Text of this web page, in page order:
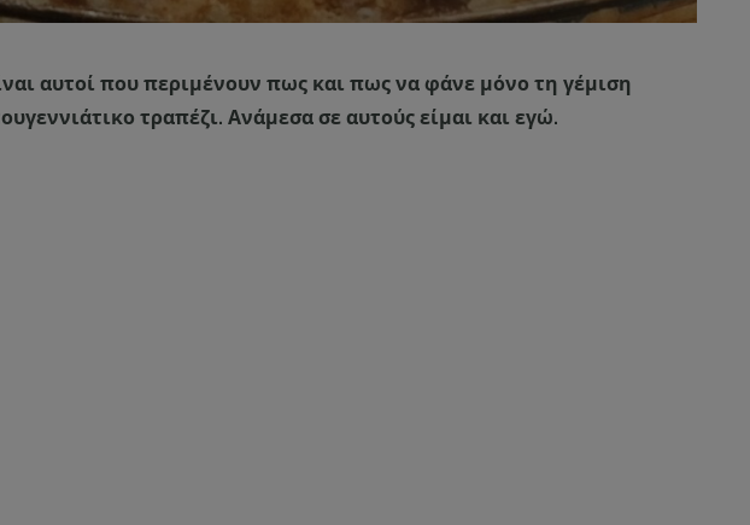
αυτοί που περιμένουν πως και πως να φάνε μόνο τη γέμιση
τραπέζι. Ανάμεσα σε αυτούς είμαι και εγώ.